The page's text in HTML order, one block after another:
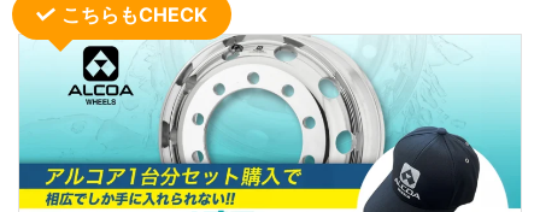
こちらもCHECK